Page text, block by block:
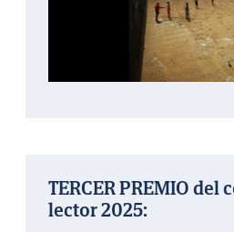
TERCER PREMIO
lector 2025: